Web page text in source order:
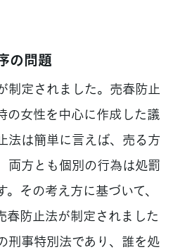
の問題
制定されました。売春防止
の女性を中心に作成した議
法は簡単に言えば、売る方
両方とも個別の行為は処罰
その考え方に基づいて、
春防止法が制定されました
刑事特別法であり、誰を処